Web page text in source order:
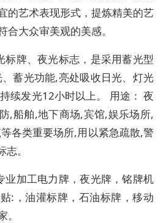
的艺术表现形式，提炼精美的艺
大众审美观的美感。
标牌、夜光标志，是采用蓄光型
蓄光功能,亮处吸收日光、灯光
续发光12小时以上。 用途： 夜
,船舶,地下商场,宾馆,娱乐场所,
各类重要场所,用以紧急疏散,警
。
业加工电力牌，夜光牌，铭牌机
:，油灌标牌，石油标牌，移动